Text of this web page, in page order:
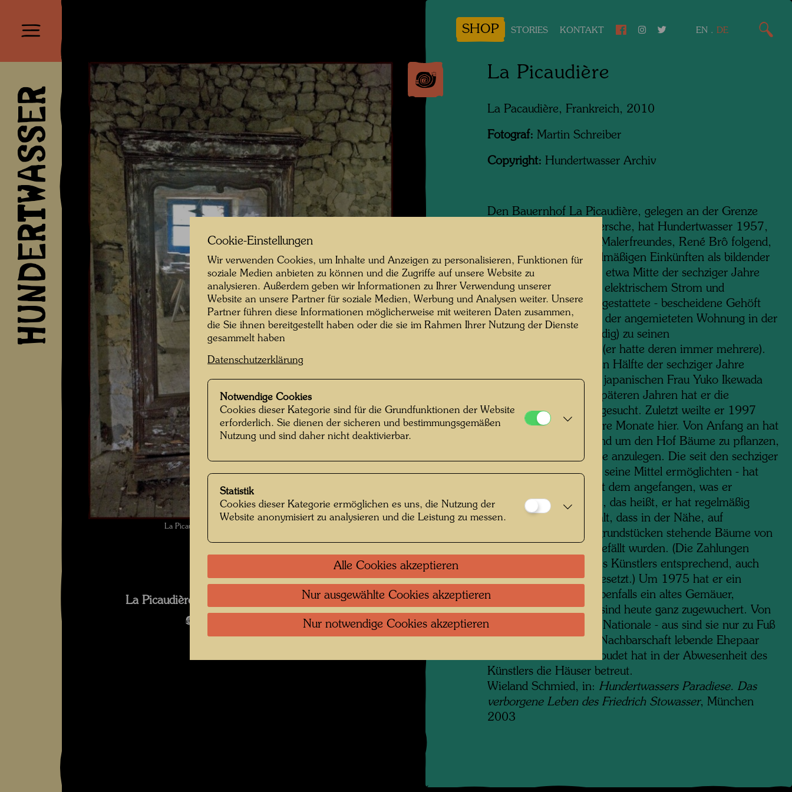
HUNDERTWASSER
SHOP STORIES KONTAKT EN . DE
La Picaudière , Fotograf: Martin Schreiber © Hundertwasser Archiv
La Picaudière 2010 Fotograf Martin Schreiber
La Picaudière
La Pacaudière, Frankreich, 2010
Fotograf: Martin Schreiber
Copyright: Hundertwasser Archiv
Den Bauernhof La Picaudière, gelegen an der Grenze
von Normandie und Persche, hat Hundertwasser 1957,
einem Hinweis seines Malerfreundes, René Brô folgend,
von seinen ersten regelmäßigen Einkünften als bildender
Künstler erworben. Bis etwa Mitte der sechziger Jahre
gehörte das - nicht mit elektrischem Strom und
fließendem Wasser ausgestattete - bescheidene Gehöft
(seit 1962 dann neben der angemieteten Wohnung in der
Casa de Maria in Venedig) zu seinen
Lebensschwerpunkten (er hatte deren immer mehrere).
Hier hat er in der ersten Hälfte der sechziger Jahre
längere Zeit mit seiner japanischen Frau Yuko Ikewada
gelebt und gemalt; in späteren Jahren hat er die
Picaudière seltener aufgesucht. Zuletzt weilte er 1997
noch einmal für mehrere Monate hier. Von Anfang an hat
er damit begonnen, rund um den Hof Bäume zu pflanzen,
Brunnen und Ökoteiche anzulegen. Die seit den sechziger
Jahren - sobald es ihm seine Mittel ermöglichten - hat
Hundertwasser hier mit dem angefangen, was er
„Naturfreikauf“ nannte, das heißt, er hat regelmäßig
„Lösegeld“ dafür bezahlt, dass in der Nähe, auf
angrenzende Nachbargrundstücken stehende Bäume von
ihren Besitzern nicht gefällt wurden. (Die Zahlungen
werden, dem Willen des Künstlers entsprechend, auch
nach seinem Tod fortgesetzt.) Um 1975 hat er ein
zweites Bauernhaus, ebenfalls ein altes Gemäuer,
hinzuerworben. Beide sind heute ganz zugewuchert. Von
der Straße - der Route Nationale - aus sind sie nur zu Fuß
erreichbar. Das in der Nachbarschaft lebende Ehepaar
Francis und Simone Goudet hat in der Abwesenheit des
Künstlers die Häuser betreut.
Wieland Schmied, in: Hundertwassers Paradiese. Das
verborgene Leben des Friedrich Stowasser, München
2003
Cookie-Einstellungen
Wir verwenden Cookies, um Inhalte und Anzeigen zu personalisieren, Funktionen für
soziale Medien anbieten zu können und die Zugriffe auf unsere Website zu
analysieren. Außerdem geben wir Informationen zu Ihrer Verwendung unserer
Website an unsere Partner für soziale Medien, Werbung und Analysen weiter. Unsere
Partner führen diese Informationen möglicherweise mit weiteren Daten zusammen,
die Sie ihnen bereitgestellt haben oder die sie im Rahmen Ihrer Nutzung der Dienste
gesammelt haben
Datenschutzerklärung
Notwendige Cookies
Cookies dieser Kategorie sind für die Grundfunktionen der Website
erforderlich. Sie dienen der sicheren und bestimmungsgemäßen
Nutzung und sind daher nicht deaktivierbar.
Statistik
Cookies dieser Kategorie ermöglichen es uns, die Nutzung der
Website anonymisiert zu analysieren und die Leistung zu messen.
Alle Cookies akzeptieren
Nur ausgewählte Cookies akzeptieren
Nur notwendige Cookies akzeptieren